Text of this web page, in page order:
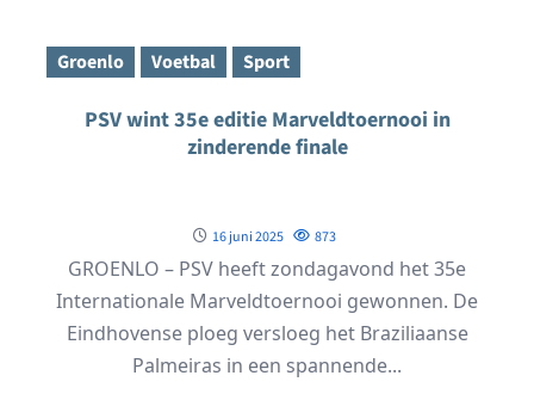
Groenlo Voetbal Sport
PSV wint 35e editie Marveldtoernooi in
zinderende finale
16 juni 2025 873
GROENLO – PSV heeft zondagavond het 35e
Internationale Marveldtoernooi gewonnen. De
Eindhovense ploeg versloeg het Braziliaanse
Palmeiras in een spannende...